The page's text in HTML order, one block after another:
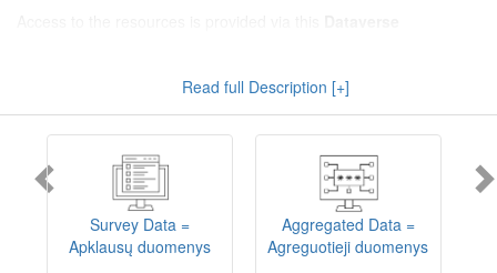
implemented). LiDA curates different types of resources and they
are published into catalogues according to the type:Survey Data,
Interview Data,Aggregated Data
(including Historical Statistics),
, andEncoded Data
(including News Media Studies).
Also, LiDA holds collections of data produced in large national
projets (
Large Project Data
) as well as social sciences and
humanities data deposited by Lithuanian science and higher
education institutions and Lithuanian governmental institutions
Read full Description [+]
Survey Data =
Apklausų duomenys
Aggregated Data =
Agreguotieji duomenys